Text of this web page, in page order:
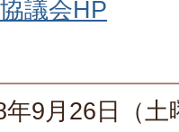
議会HP
9月26日（